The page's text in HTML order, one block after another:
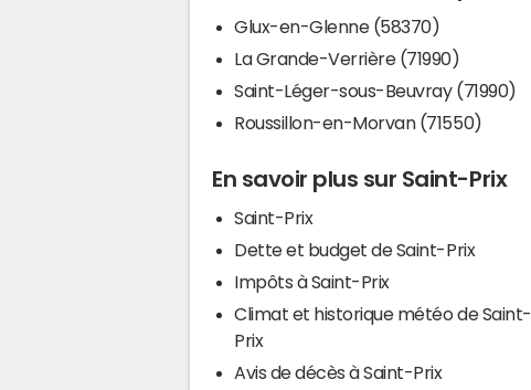
Glux-en-Glenne (58370)
La Grande-Verrière (71990)
Saint-Léger-sous-Beuvray (71990)
Roussillon-en-Morvan (71550)
En savoir plus sur Saint-Prix
Saint-Prix
Dette et budget de Saint-Prix
Impôts à Saint-Prix
Climat et historique météo de Saint-
Prix
Avis de décès à Saint-Prix